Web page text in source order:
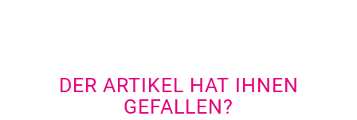
DER ARTIKEL HAT IHNEN
GEFALLEN?